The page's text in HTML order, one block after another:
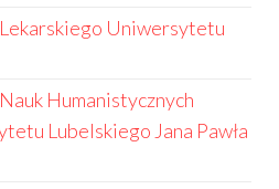
Uniwersytetu
Humanistycznych
Lubelskiego Jana Pawła